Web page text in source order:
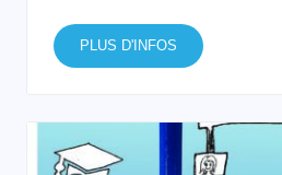
PLUS D'INFOS